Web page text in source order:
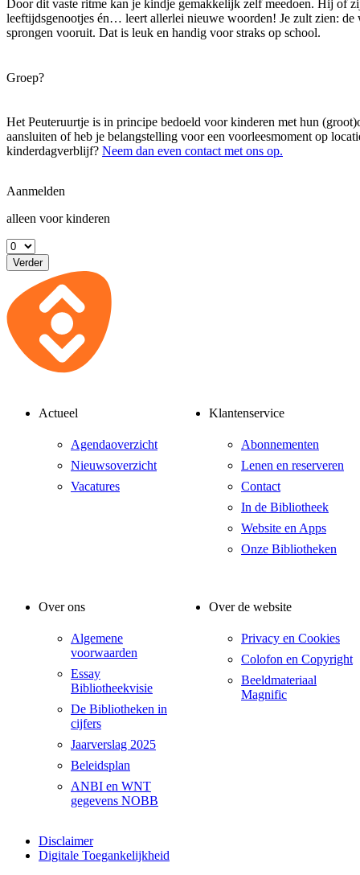
Door dit vaste ritme kan je kindje gemakkelijk zelf meedoen. Hij of
leeftijdsgenootjes én… leert allerlei nieuwe woorden! Je zult zien: de
sprongen vooruit. Dat is leuk en handig voor straks op school.
Groep?
Het Peuteruurtje is in principe bedoeld voor kinderen met hun
aansluiten of heb je belangstelling voor een voorleesmoment op
kinderdagverblijf? Neem dan even contact met ons op.
Aanmelden
alleen voor kinderen
Verder
Actueel
Agendaoverzicht
Nieuwsoverzicht
Vacatures
Klantenservice
Abonnementen
Lenen en reserveren
Contact
In de Bibliotheek
Website en Apps
Onze Bibliotheken
Over ons
Algemene
voorwaarden
Essay
Bibliotheekvisie
De Bibliotheken in
cijfers
Jaarverslag 2025
Beleidsplan
ANBI en WNT
gegevens NOBB
Over de website
Privacy en Cookies
Colofon en Copyright
Beeldmateriaal
Magnific
Disclaimer
Digitale Toegankelijkheid